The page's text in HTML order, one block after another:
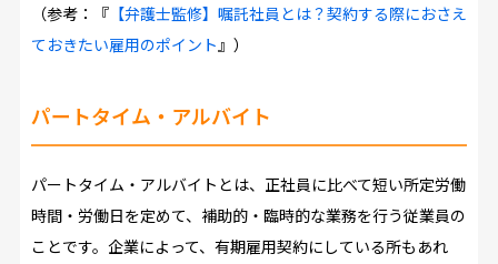
（参考：『【弁護士監修】嘱託社員とは？契約する際におさえ
ておきたい雇用のポイント 』）
パートタイム・アルバイト
パートタイム・アルバイトとは、正社員に比べて短い所定労働
時間・労働日を定めて、補助的・臨時的な業務を行う従業員の
ことです。企業によって、有期雇用契約にしている所もあれ